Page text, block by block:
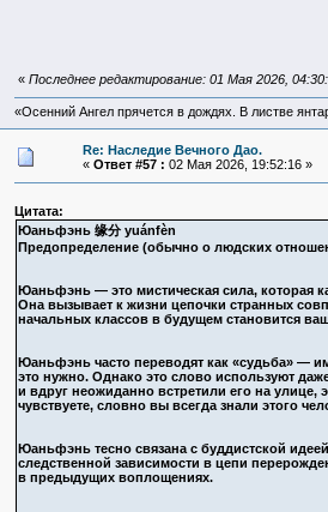
« Последнее редактирование: 01 Мая 2026,
«Осенний Ангел прячется в дождях. В листве
Re: Наследие Вечного Дао.
« Ответ #57 : 02 Мая 2026, 19:52:16 »
Цитата:
Юаньфэнь 缘分 yuánfèn
Предопределение (обычно о людских
Юаньфэнь — это мистическая сила, которая
Она вызывает к жизни цепочки странных
начальных классов в будущем становится
Юаньфэнь часто переводят как «судьба» —
это нужно. Однако это слово используют
и вдруг неожиданно встретили его на
чувствуете, словно вы всегда знали этого
Юаньфэнь тесно связана с буддистской
следственной зависимости в цепи
в предыдущих воплощениях.